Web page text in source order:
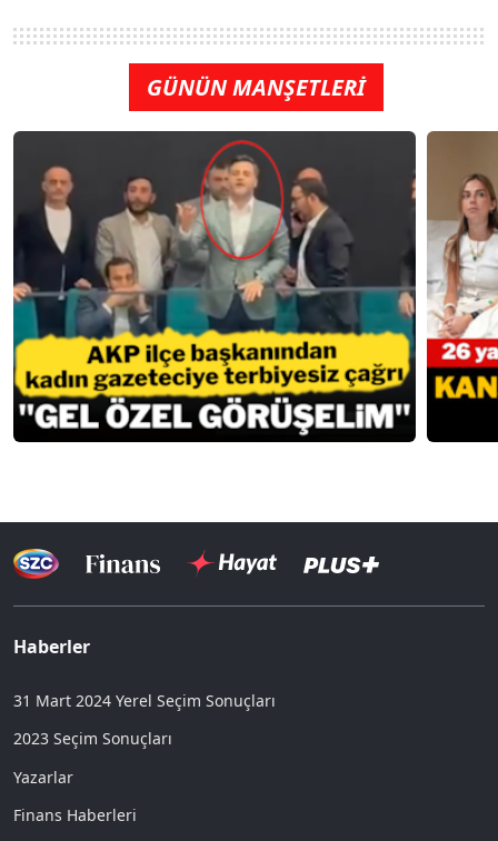
GÜNÜN MANŞETLERİ
Haberler
31 Mart 2024 Yerel Seçim Sonuçları
2023 Seçim Sonuçları
Yazarlar
Finans Haberleri